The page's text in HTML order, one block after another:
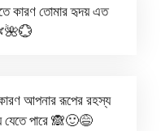
কারণ তোমার হৃদয় এত
আপনার রূপের রহস্য
যেতে পারে 🙈🙂😅